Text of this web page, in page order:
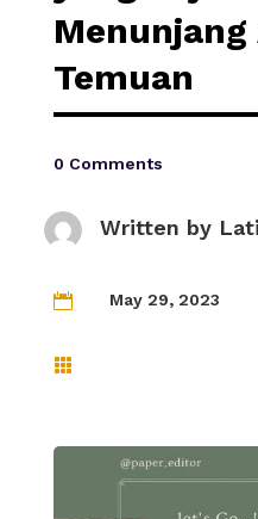
Temuan
0 Comments
Written by
 May 29, 2023
